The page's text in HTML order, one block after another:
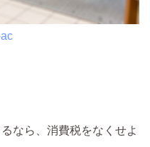
なら、消費税をなくせよ